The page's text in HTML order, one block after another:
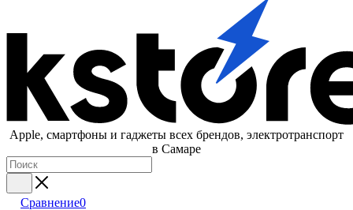
Apple, cмартфоны и гаджеты всех брендов, электротранспорт
в Самаре
Сравнение0